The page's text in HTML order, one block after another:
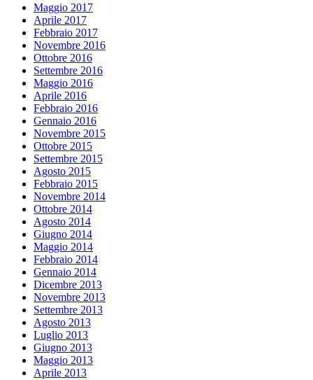
Maggio 2017
Aprile 2017
Febbraio 2017
Novembre 2016
Ottobre 2016
Settembre 2016
Maggio 2016
Aprile 2016
Febbraio 2016
Gennaio 2016
Novembre 2015
Ottobre 2015
Settembre 2015
Agosto 2015
Febbraio 2015
Novembre 2014
Ottobre 2014
Agosto 2014
Giugno 2014
Maggio 2014
Febbraio 2014
Gennaio 2014
Dicembre 2013
Novembre 2013
Settembre 2013
Agosto 2013
Luglio 2013
Giugno 2013
Maggio 2013
Aprile 2013